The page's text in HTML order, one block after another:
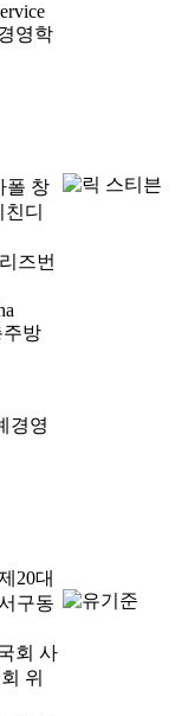
영학
폴 창
디
즈번
주방
경영
20대
구동
회 사
위